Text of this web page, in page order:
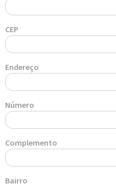
CEP
Endereço
Número
Complemento
Bairro